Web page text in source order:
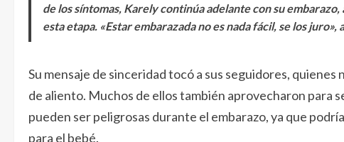
de los síntomas, Karely continúa adelante con su
esta etapa. «Estar embarazada no es nada fácil, se los juro»,
Su mensaje de sinceridad tocó a sus seguidores,
de aliento. Muchos de ellos también aprovecharon para
pueden ser peligrosas durante el embarazo, ya que
para el bebé.